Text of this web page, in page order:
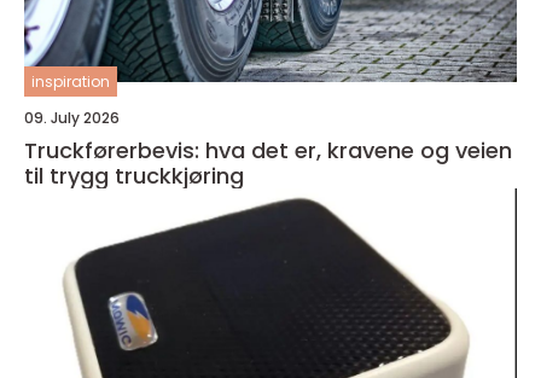
inspiration
09. July 2026
Truckførerbevis: hva det er, kravene og veien
til trygg truckkjøring